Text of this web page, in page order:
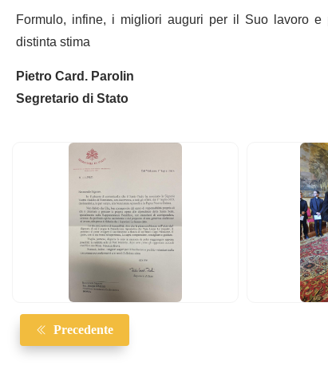
Formulo, infine, i migliori auguri per il Suo lavoro
distinta stima
Pietro Card. Parolin
Segretario di Stato
Precedente